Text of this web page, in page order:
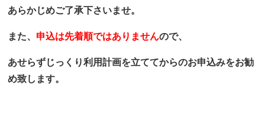
あらかじめご了承下さいませ。
また、 申込は先着順ではありませんので、
あせらずじっくり利用計画を立ててからのお申込みをお勧
め致します。